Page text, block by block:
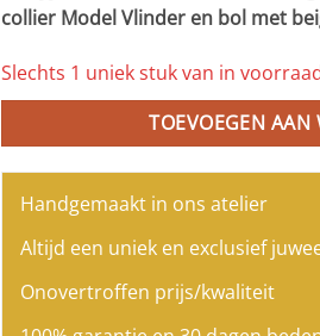
collier Model Vlinder en bol met
Slechts 1 uniek stuk van in
TOEVOEGEN AAN
Handgemaakt in ons atelier
Altijd een uniek en exclusief
Onovertroffen prijs/kwaliteit